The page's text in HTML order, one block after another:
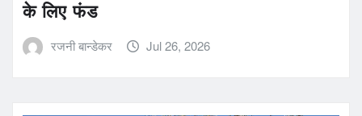
के लिए फंड
रजनी बान्डेकर Jul 26, 2026